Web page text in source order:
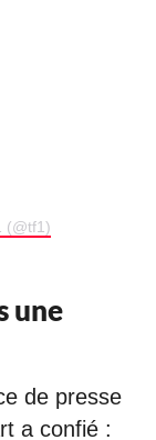
(@tf1)
une
de presse
a confié :